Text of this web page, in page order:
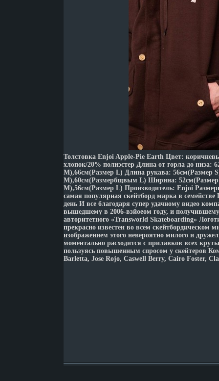
Толстовка Enjoi Apple-Pie Earth Цвет:
хлопок/20% полиэстер Длина от горла до низа:
M),66см(Размер L) Длина рукава: 56см(Размер
M),60см(Размербщвым L) Ширина: 52см(Размер
M),56см(Размер L) Производитель: Enjoi
самая популярная скейтборд марка в
день И все благодаря супер удачному видео
вышедшему в 2006-взйоеом году, и
авторитетного «Transworld Skateboarding»
прекрасно известен во всем скейтбордическом
изображением этого невероятно милого и
моментально расходится с прилавков всех
пользуясь повышенным спросом у скейтеров
Barletta, Jose Rojo, Caswell Berry, Cairo Foster,